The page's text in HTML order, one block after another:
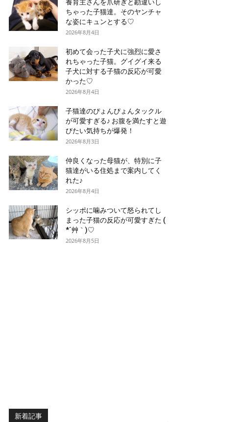
養育主さんを爪研ぎと勘違いし
ちゃった子猫達。そのヤンチャ
な姿にキュンとする♡
2026年8月4日
初めて会った子犬に強烈に愛さ
れちゃった子猫。グイグイ来る
子犬に対する子猫の反応が可愛
かった♡
2026年8月4日
子猫達のぴょんぴょんタックル
が可愛すぎる♪ お腹を満たすと遊
びたい気持ちが爆発！
2026年8月3日
仲良くなった母猫が、特別に子
猫達がいる住処まで案内してく
れた♪
2026年8月4日
シッポに噛みついて怒られてし
まった子猫の反応が可愛すぎた (
*´艸｀)♡
2026年8月5日
新着記事